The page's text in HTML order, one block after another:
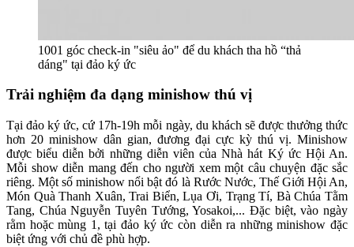
1001 góc check-in "siêu ảo" để du khách tha hồ “thả
dáng" tại đảo ký ức
Trải nghiệm đa dạng minishow thú vị
Tại đảo ký ức, cứ 17h-19h mỗi ngày, du khách sẽ được thưởng thức
hơn 20 minishow dân gian, đương đại cực kỳ thú vị. Minishow
được biểu diễn bởi những diễn viên của Nhà hát Ký ức Hội An.
Mỗi show diễn mang đến cho người xem một câu chuyện đặc sắc
riêng. Một số minishow nổi bật đó là Rước Nước, Thế Giới Hội An,
Món Quà Thanh Xuân, Trai Biển, Lụa Ơi, Trạng Tí, Bà Chúa Tằm
Tang, Chúa Nguyễn Tuyên Tướng, Yosakoi,... Đặc biệt, vào ngày
rằm hoặc mùng 1, tại đảo ký ức còn diễn ra những minishow đặc
biệt ứng với chủ đề phù hợp.